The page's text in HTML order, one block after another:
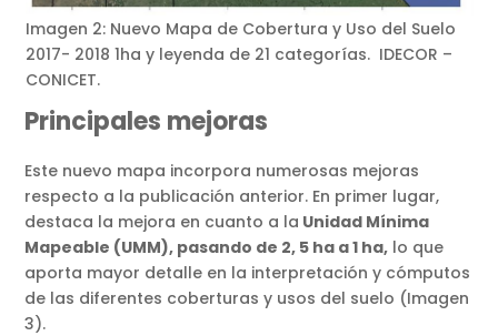
Imagen 2: Nuevo Mapa de Cobertura y Uso del Suelo
2017- 2018 1ha y leyenda de 21 categorías. IDECOR –
CONICET.
Principales mejoras
Este nuevo mapa incorpora numerosas mejoras
respecto a la publicación anterior. En primer lugar,
destaca la mejora en cuanto a la Unidad Mínima
Mapeable (UMM), pasando de 2, 5 ha a 1 ha, lo que
aporta mayor detalle en la interpretación y cómputos
de las diferentes coberturas y usos del suelo (Imagen
3).